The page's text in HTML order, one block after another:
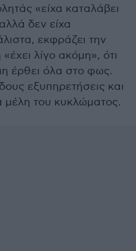
«είχα καταλάβει
δεν είχα
εκφράζει την
λίγο ακόμη», ότι
έρθει όλα στο φως.
εξυπηρετήσεις και
μέλη του κυκλώματος.